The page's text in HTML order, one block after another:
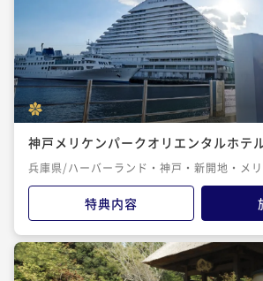
神戸メリケンパークオリエンタルホテ
兵庫県/ハーバーランド・神戸・新開地・メ
特典内容